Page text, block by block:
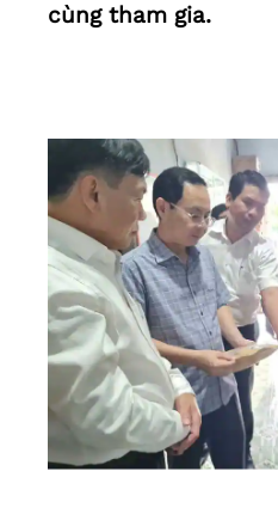
cùng tham gia.